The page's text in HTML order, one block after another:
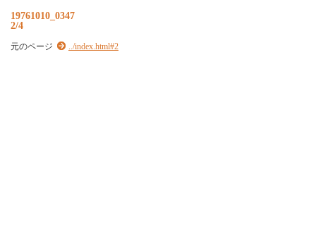
19761010_0347
2/4
元のページ ../index.html#2